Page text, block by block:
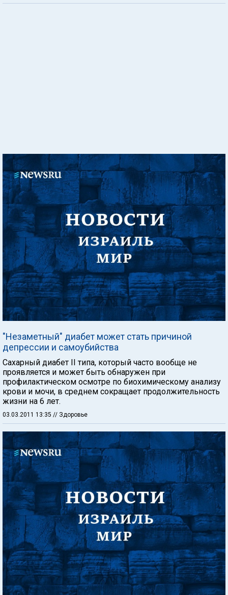
"Незаметный" диабет может стать причиной
депрессии и самоубийства
Сахарный диабет II типа, который часто вообще не
проявляется и может быть обнаружен при
профилактическом осмотре по биохимическому анализу
крови и мочи, в среднем сокращает продолжительность
жизни на 6 лет.
03.03.2011 13:35 // Здоровье